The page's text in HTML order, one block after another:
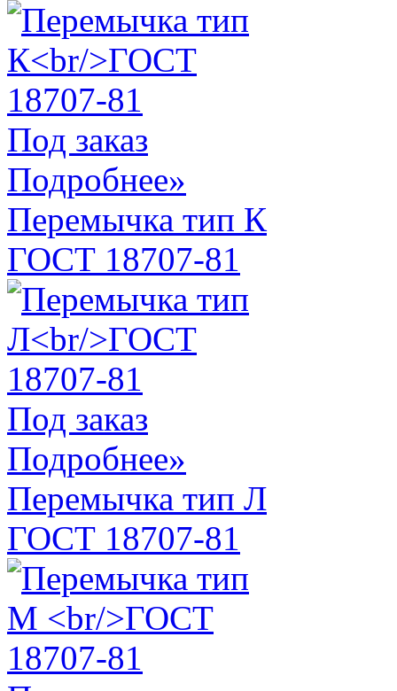
Под заказ
Подробнее»
Перемычка тип К
ГОСТ 18707-81
Под заказ
Подробнее»
Перемычка тип Л
ГОСТ 18707-81